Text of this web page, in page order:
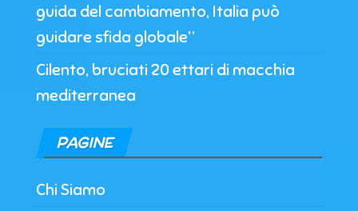
guida del cambiamento, Italia può
guidare sfida globale”
Cilento, bruciati 20 ettari di macchia
mediterranea
PAGINE
Chi Siamo